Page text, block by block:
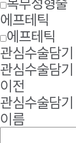
에프테틱
에프테틱
관심수술담기
관심수술담기
이전
관심수술담기
이름